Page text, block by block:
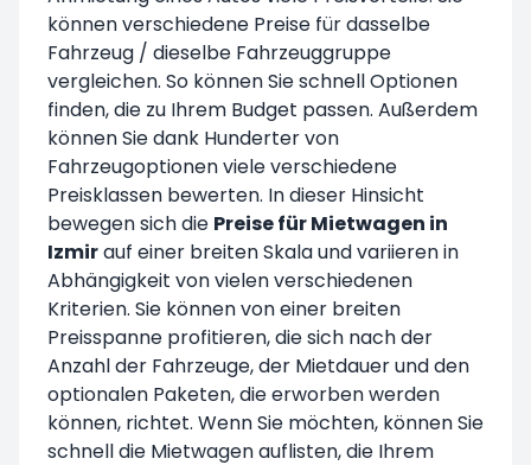
können verschiedene Preise für dasselbe
Fahrzeug / dieselbe Fahrzeuggruppe
vergleichen. So können Sie schnell Optionen
finden, die zu Ihrem Budget passen. Außerdem
können Sie dank Hunderter von
Fahrzeugoptionen viele verschiedene
Preisklassen bewerten. In dieser Hinsicht
bewegen sich die Preise für Mietwagen in
Izmirauf einer breiten Skala und variieren in
Abhängigkeit von vielen verschiedenen
Kriterien. Sie können von einer breiten
Preisspanne profitieren, die sich nach der
Anzahl der Fahrzeuge, der Mietdauer und den
optionalen Paketen, die erworben werden
können, richtet. Wenn Sie möchten, können Sie
schnell die Mietwagen auflisten, die Ihrem